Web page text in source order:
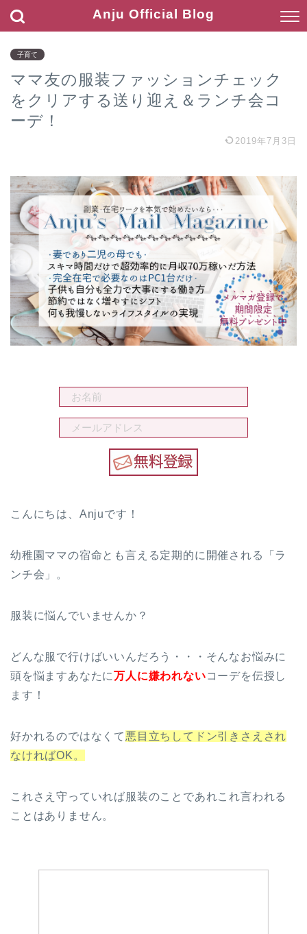
Anju Official Blog
子育て
ママ友の服装ファッションチェック
をクリアする送り迎え＆ランチ会コ
ーデ！
2019年7月3日
こんにちは、Anjuです！
幼稚園ママの宿命とも言える定期的に開催される「ラ
ンチ会」。
服装に悩んでいませんか？
どんな服で行けばいいんだろう・・・そんなお悩みに
頭を悩ますあなたに万人に嫌われないコーデを伝授し
ます！
好かれるのではなくて 悪目立ちしてドン引きさえされ
なければOK。
これさえ守っていれば服装のことであれこれ言われる
ことはありません。